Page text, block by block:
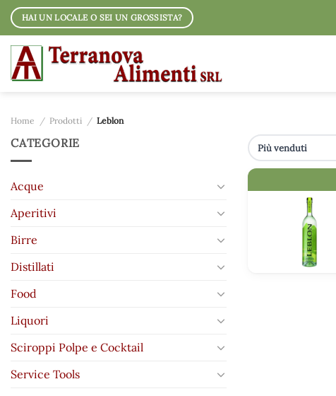
Salta
contenuti
HAI UN LOCALE O SEI UN GROSSISTA?
Home / Prodotti / Leblon
CATEGORIE
Acque
Aperitivi
Birre
Distillati
Food
Liquori
Sciroppi Polpe e Cocktail
Service Tools